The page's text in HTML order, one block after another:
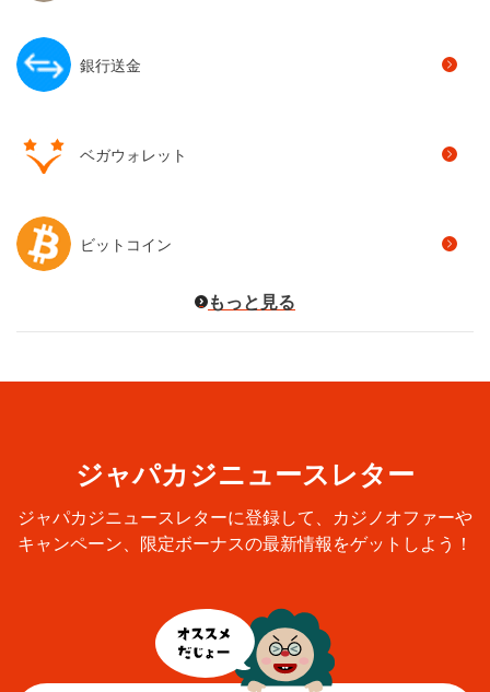
銀行送金
ベガウォレット
ビットコイン
もっと見る
ジャパカジニュースレター
ジャパカジニュースレターに登録して、カジノオファーや
キャンペーン、限定ボーナスの最新情報をゲットしよう！